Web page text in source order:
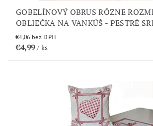
GOBELÍNOVÝ OBRUS RÔZNE
OBLIEČKA NA VANKÚŠ - PESTRÉ
€4,06 bez DPH
€4,99/ ks